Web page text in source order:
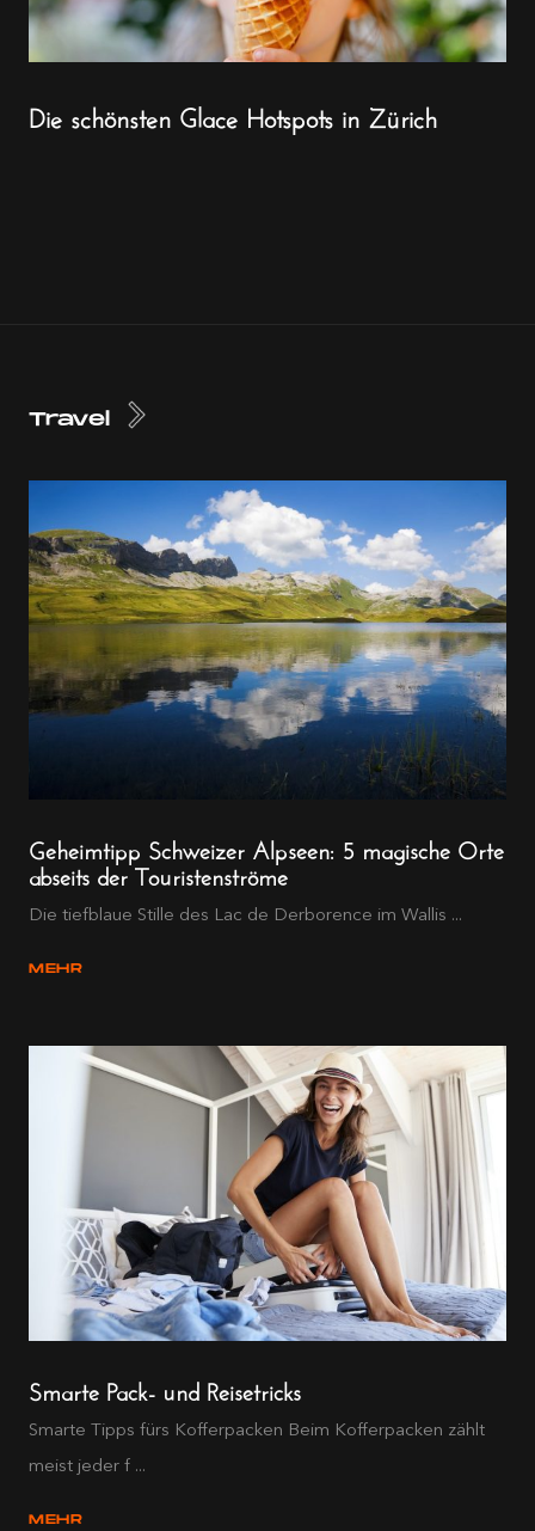
Die schönsten Glace Hotspots in Zürich
Travel
Geheimtipp Schweizer Alpseen: 5 magische Orte
abseits der Touristenströme
Die tiefblaue Stille des Lac de Derborence im Wallis ...
MEHR
Smarte Pack- und Reisetricks
Smarte Tipps fürs Kofferpacken Beim Kofferpacken zählt
meist jeder f ...
MEHR